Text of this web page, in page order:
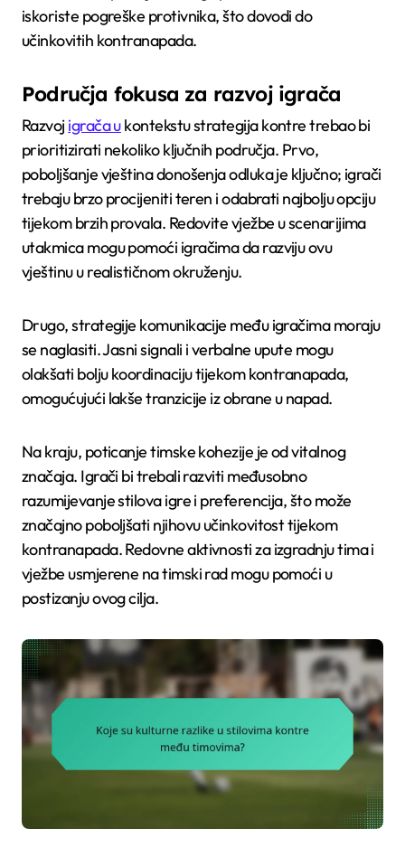
iskoriste pogreške protivnika, što dovodi do
učinkovitih kontranapada.
Područja fokusa za razvoj igrača
Razvojigrača ukontekstu strategija kontre trebao bi
prioritizirati nekoliko ključnih područja. Prvo,
poboljšanje vještina donošenja odluka je ključno; igrači
trebaju brzo procijeniti teren i odabrati najbolju opciju
tijekom brzih provala. Redovite vježbe u scenarijima
utakmica mogu pomoći igračima da razviju ovu
vještinu u realističnom okruženju.
Drugo, strategije komunikacije među igračima moraju
se naglasiti. Jasni signali i verbalne upute mogu
olakšati bolju koordinaciju tijekom kontranapada,
omogućujući lakše tranzicije iz obrane u napad.
Na kraju, poticanje timske kohezije je od vitalnog
značaja. Igrači bi trebali razviti međusobno
razumijevanje stilova igre i preferencija, što može
značajno poboljšati njihovu učinkovitost tijekom
kontranapada. Redovne aktivnosti za izgradnju tima i
vježbe usmjerene na timski rad mogu pomoći u
postizanju ovog cilja.